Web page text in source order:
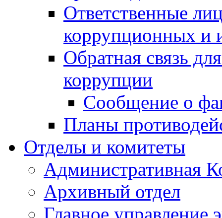
Ответственные
коррупционных и
Обратная связь
коррупции
Сообщение о
Планы
Отделы и комитеты
Административная
Архивный отдел
Главное управление